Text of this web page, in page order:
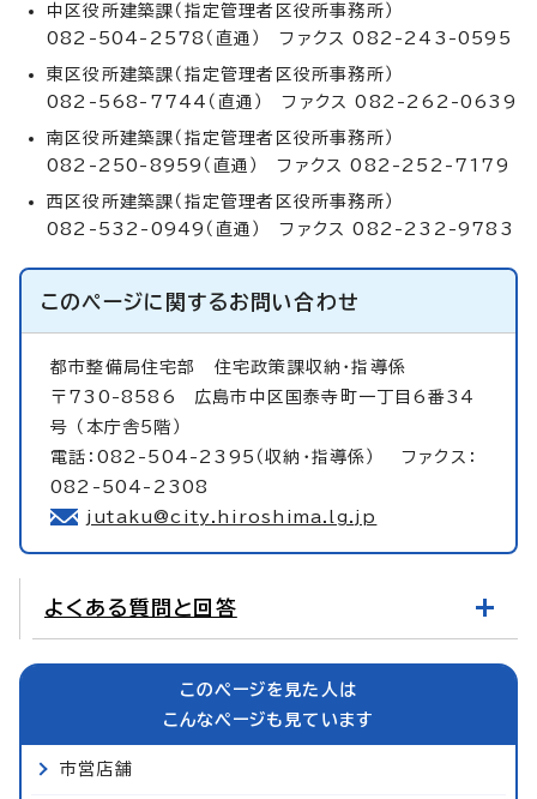
中区役所建築課（指定管理者区役所事務所）
082-504-2578（直通） ファクス 082-243-0595
東区役所建築課（指定管理者区役所事務所）
082-568-7744（直通） ファクス 082-262-0639
南区役所建築課（指定管理者区役所事務所）
082-250-8959（直通） ファクス 082-252-7179
西区役所建築課（指定管理者区役所事務所）
082-532-0949（直通） ファクス 082-232-9783
このページに関するお問い合わせ
都市整備局住宅部 住宅政策課収納・指導係
〒730-8586 広島市中区国泰寺町一丁目6番34
号 （本庁舎5階）
電話：082-504-2395（収納・指導係） ファクス：
082-504-2308
jutaku@city.hiroshima.lg.jp
よくある質問と回答
このページを見た人は
こんなページも見ています
市営店舗